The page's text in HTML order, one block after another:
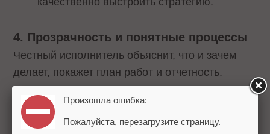
4. Прозрачность и понятные процессы
Честный исполнитель объяснит, что и зачем
делает, покажет план работ и отчетность.
Ежемесячно должен планироваться базовый
план работ, который обязательно доводится до
Произошла ошибка:
Пожалуйста, перезагрузите страницу.